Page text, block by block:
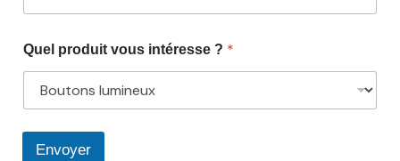
Quel produit vous intéresse ? *
Envoyer